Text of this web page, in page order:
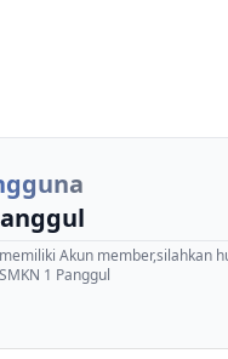
Akun member,silahkan
1 Panggul